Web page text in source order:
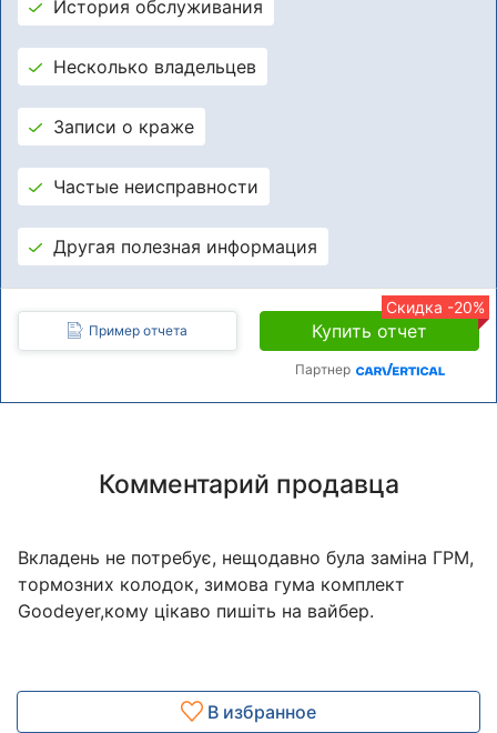
История обслуживания
Несколько владельцев
Записи о краже
Частые неисправности
Другая полезная информация
Пример отчета
Скидка -20%
Купить отчет
Партнер
Комментарий продавца
Вкладень не потребує, нещодавно була заміна ГРМ,
тормозних колодок, зимова гума комплект
Goodeyer,кому цікаво пишіть на вайбер.
В избранное